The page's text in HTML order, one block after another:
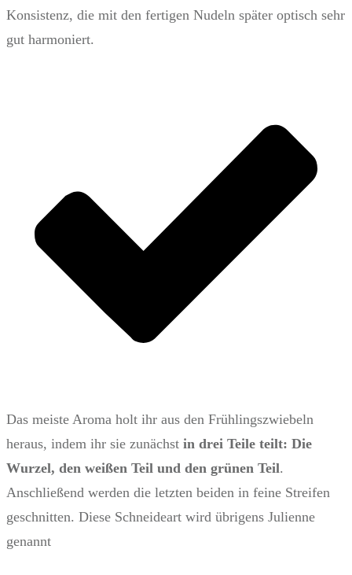
Konsistenz, die mit den fertigen Nudeln später optisch sehr
gut harmoniert.
Das meiste Aroma holt ihr aus den Frühlingszwiebeln
heraus, indem ihr sie zunächst in drei Teile teilt: Die
Wurzel, den weißen Teil und den grünen Teil.
Anschließend werden die letzten beiden in feine Streifen
geschnitten. Diese Schneideart wird übrigens Julienne
genannt